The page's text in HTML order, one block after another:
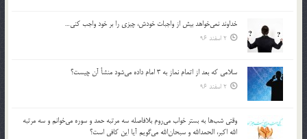
خداوند نمي‌خواهد بيش از واجبات خودش، چيزي را بر خود واجب كني…
2 اسفند 96
سلامي كه بعد از اتمام نماز به 3 امام داده مي‌شود منشأ آن چيست؟
2 اسفند 96
وقتي شب‌ها به بستر خواب مي‌روم بلافاصله سه مرتبه حمد و سوره مي‌خوانم و سه مرتبه
الله اكبر، الحمدالله و سبحان‌الله مي‌گويم آيا اين كافي است؟